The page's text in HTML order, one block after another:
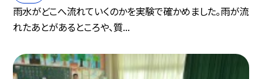
雨水がどこへ流れていくのかを実験で確かめました。雨が流
れたあとがあるところや、質...